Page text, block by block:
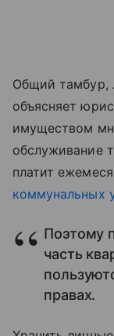
Общий тамбур,
объясняет
имуществом
обслуживание
платит
коммунальных
Поэтому
часть
правах.